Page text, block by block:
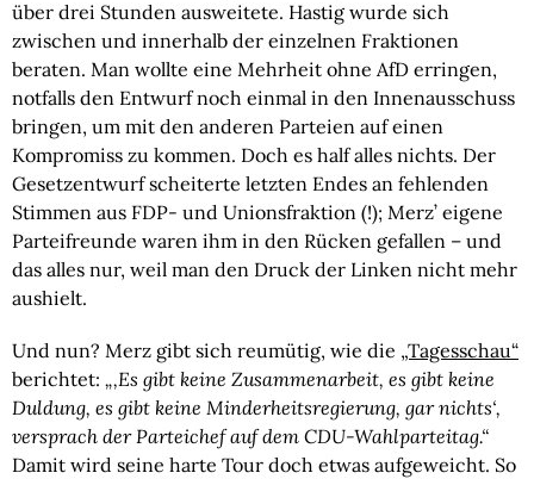
über drei Stunden ausweitete. Hastig wurde sich
zwischen und innerhalb der einzelnen Fraktionen
beraten. Man wollte eine Mehrheit ohne AfD erringen,
notfalls den Entwurf noch einmal in den Innenausschuss
bringen, um mit den anderen Parteien auf einen
Kompromiss zu kommen. Doch es half alles nichts. Der
Gesetzentwurf scheiterte letzten Endes an fehlenden
Stimmen aus FDP- und Unionsfraktion (!); Merz’ eigene
Parteifreunde waren ihm in den Rücken gefallen – und
das alles nur, weil man den Druck der Linken nicht mehr
aushielt.
Und nun? Merz gibt sich reumütig, wie die „Tagesschau“
berichtet: „‚Es gibt keine Zusammenarbeit, es gibt keine
Duldung, es gibt keine Minderheitsregierung, gar nichts‘,
versprach der Parteichef auf dem CDU-Wahlparteitag.“
Damit wird seine harte Tour doch etwas aufgeweicht. So